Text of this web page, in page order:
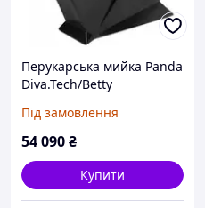
Перукарська мийка Panda
Diva.Tech/Betty
Під замовлення
54 090₴
Купити